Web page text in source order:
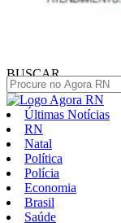
BUSCAR
Últimas Notícias
RN
Natal
Política
Polícia
Economia
Brasil
Saúde